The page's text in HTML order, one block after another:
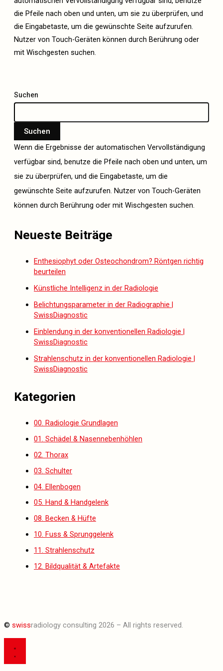
die Pfeile nach oben und unten, um sie zu überprüfen, und
die Eingabetaste, um die gewünschte Seite aufzurufen.
Nutzer von Touch-Geräten können durch Berührung oder
mit Wischgesten suchen.
Suchen
Suchen
Wenn die Ergebnisse der automatischen Vervollständigung
verfügbar sind, benutze die Pfeile nach oben und unten, um
sie zu überprüfen, und die Eingabetaste, um die
gewünschte Seite aufzurufen. Nutzer von Touch-Geräten
können durch Berührung oder mit Wischgesten suchen.
Neueste Beiträge
Enthesiophyt oder Osteochondrom? Röntgen richtig
beurteilen
Künstliche Intelligenz in der Radiologie
Belichtungsparameter in der Radiographie |
SwissDiagnostic
Einblendung in der konventionellen Radiologie |
SwissDiagnostic
Strahlenschutz in der konventionellen Radiologie |
SwissDiagnostic
Kategorien
00. Radiologie Grundlagen
01. Schädel & Nasennebenhöhlen
02. Thorax
03. Schulter
04. Ellenbogen
05. Hand & Handgelenk
08. Becken & Hüfte
10. Fuss & Sprunggelenk
11. Strahlenschutz
12. Bildqualität & Artefakte
© swissradiology consulting 2026 – All rights reserved.